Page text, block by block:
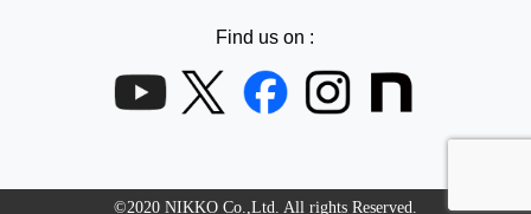
Find us on :
©2020 NIKKO Co.,Ltd. All rights Reserved.